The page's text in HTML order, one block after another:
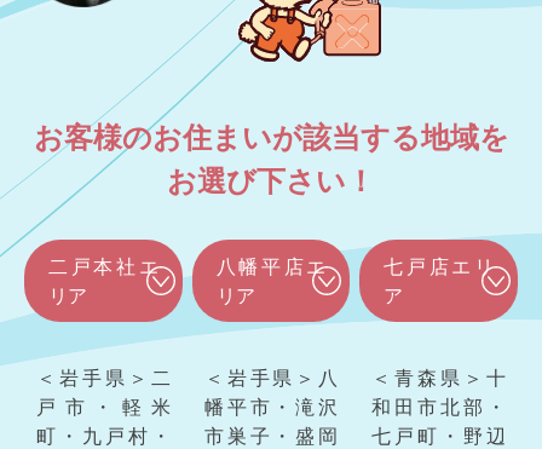
お客様のお住まいが該当する地域を
お選び下さい！
二戸本社エ
リア
＜岩手県＞二
戸市・軽米
町・九戸村・
八幡平店エ
リア
＜岩手県＞八
幡平市・滝沢
市巣子・盛岡
七戸店エリ
ア
＜青森県＞十
和田市北部・
七戸町・野辺